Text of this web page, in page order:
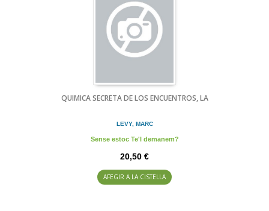
QUIMICA SECRETA DE LOS ENCUENTROS, LA
LEVY, MARC
Sense estoc Te'l demanem?
20,50 €
AFEGIR A LA CISTELLA